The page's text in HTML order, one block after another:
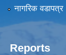
नागरिक वडापत्र
Reports